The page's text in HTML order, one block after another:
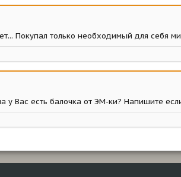
Покупал только необходимый для себя
у Вас есть балочка от ЭМ-ки? Напишите